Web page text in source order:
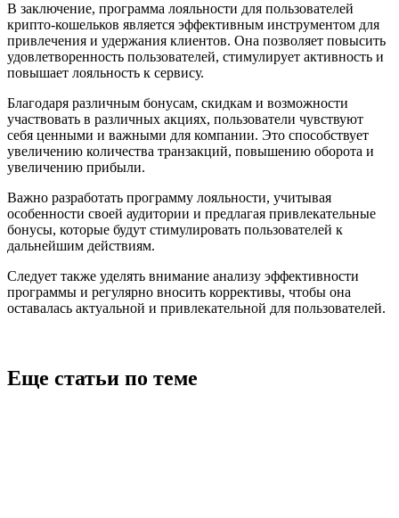
В заключение, программа лояльности для пользователей
крипто-кошельков является эффективным инструментом для
привлечения и удержания клиентов. Она позволяет повысить
удовлетворенность пользователей, стимулирует активность и
повышает лояльность к сервису.
Благодаря различным бонусам, скидкам и возможности
участвовать в различных акциях, пользователи чувствуют
себя ценными и важными для компании. Это способствует
увеличению количества транзакций, повышению оборота и
увеличению прибыли.
Важно разработать программу лояльности, учитывая
особенности своей аудитории и предлагая привлекательные
бонусы, которые будут стимулировать пользователей к
дальнейшим действиям.
Следует также уделять внимание анализу эффективности
программы и регулярно вносить коррективы, чтобы она
оставалась актуальной и привлекательной для пользователей.
Еще статьи по теме